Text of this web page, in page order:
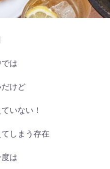
は
けど
いない！
しまう存在
は